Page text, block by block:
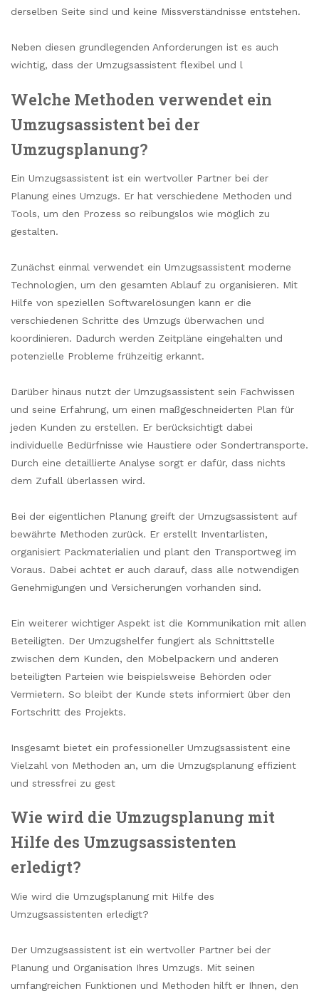
derselben Seite sind und keine Missverständnisse entstehen.
Neben diesen grundlegenden Anforderungen ist es auch
wichtig, dass der Umzugsassistent flexibel und l
Welche Methoden verwendet ein
Umzugsassistent bei der
Umzugsplanung?
Ein Umzugsassistent ist ein wertvoller Partner bei der
Planung eines Umzugs. Er hat verschiedene Methoden und
Tools, um den Prozess so reibungslos wie möglich zu
gestalten.
Zunächst einmal verwendet ein Umzugsassistent moderne
Technologien, um den gesamten Ablauf zu organisieren. Mit
Hilfe von speziellen Softwarelösungen kann er die
verschiedenen Schritte des Umzugs überwachen und
koordinieren. Dadurch werden Zeitpläne eingehalten und
potenzielle Probleme frühzeitig erkannt.
Darüber hinaus nutzt der Umzugsassistent sein Fachwissen
und seine Erfahrung, um einen maßgeschneiderten Plan für
jeden Kunden zu erstellen. Er berücksichtigt dabei
individuelle Bedürfnisse wie Haustiere oder Sondertransporte.
Durch eine detaillierte Analyse sorgt er dafür, dass nichts
dem Zufall überlassen wird.
Bei der eigentlichen Planung greift der Umzugsassistent auf
bewährte Methoden zurück. Er erstellt Inventarlisten,
organisiert Packmaterialien und plant den Transportweg im
Voraus. Dabei achtet er auch darauf, dass alle notwendigen
Genehmigungen und Versicherungen vorhanden sind.
Ein weiterer wichtiger Aspekt ist die Kommunikation mit allen
Beteiligten. Der Umzugshelfer fungiert als Schnittstelle
zwischen dem Kunden, den Möbelpackern und anderen
beteiligten Parteien wie beispielsweise Behörden oder
Vermietern. So bleibt der Kunde stets informiert über den
Fortschritt des Projekts.
Insgesamt bietet ein professioneller Umzugsassistent eine
Vielzahl von Methoden an, um die Umzugsplanung effizient
und stressfrei zu gest
Wie wird die Umzugsplanung mit
Hilfe des Umzugsassistenten
erledigt?
Wie wird die Umzugsplanung mit Hilfe des
Umzugsassistenten erledigt?
Der Umzugsassistent ist ein wertvoller Partner bei der
Planung und Organisation Ihres Umzugs. Mit seinen
umfangreichen Funktionen und Methoden hilft er Ihnen, den